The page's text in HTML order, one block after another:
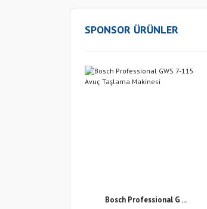
SPONSOR ÜRÜNLER
Bosch Professional G ...